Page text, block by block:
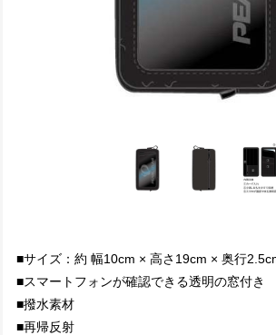
■サイズ：約 幅10cm × 高さ19cm × 奥行
■スマートフォンが確認できる透明の窓付き
■撥水素材
■再帰反射